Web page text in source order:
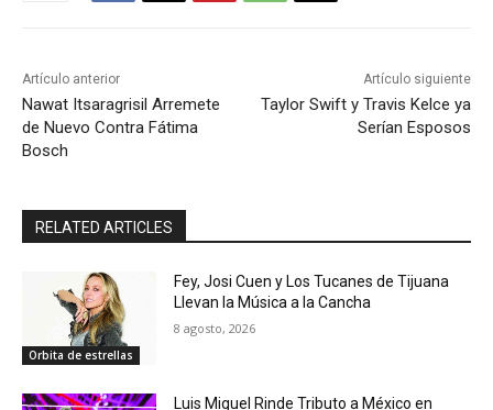
Artículo anterior
Nawat Itsaragrisil Arremete
de Nuevo Contra Fátima
Bosch
Artículo siguiente
Taylor Swift y Travis Kelce ya
Serían Esposos
RELATED ARTICLES
Orbita de estrellas
Fey, Josi Cuen y Los Tucanes de Tijuana
Llevan la Música a la Cancha
8 agosto, 2026
Luis Miguel Rinde Tributo a México en